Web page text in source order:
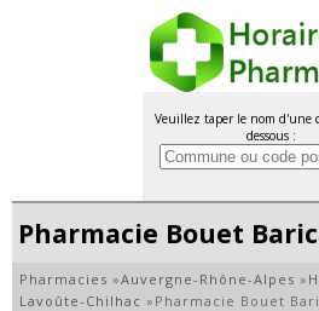
Veuillez taper le nom d'une
dessous :
Pharmacie Bouet
Pharmacies »Auvergne-Rhône-Alpes »
Lavoûte-Chilhac » Pharmacie Bouet